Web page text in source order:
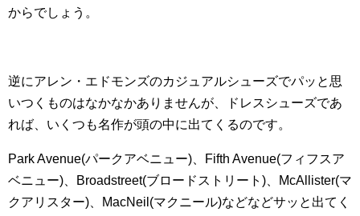
からでしょう。
逆にアレン・エドモンズのカジュアルシューズでパッと思
いつくものはなかなかありませんが、ドレスシューズであ
れば、いくつも名作が頭の中に出てくるのです。
Park Avenue(パークアベニュー)、Fifth Avenue(フィフスア
ベニュー)、Broadstreet(ブロードストリート)、McAllister(マ
クアリスター)、MacNeil(マクニール)などなどサッと出てく